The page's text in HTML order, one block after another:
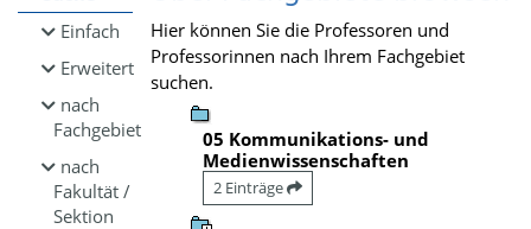
Einfach
Erweitert
nach
Fachgebiet
nach
Fakultät /
Sektion
Hier können Sie die Professoren und
Professorinnen nach Ihrem Fachgebiet
suchen.
05 Kommunikations- und
Medienwissenschaften
2 Einträge